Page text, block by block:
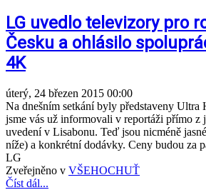
LG uvedlo televizory pro
Česku a ohlásilo
4K
úterý, 24 březen 2015 00:00
Na dnešním setkání byly představeny
jsme vás už informovali v reportáži přímo z
uvedení v Lisabonu. Teď jsou nicméně
níže) a konkrétní dodávky. Ceny budou za
LG
Zveřejněno v VŠEHOCHUŤ
Číst dál...